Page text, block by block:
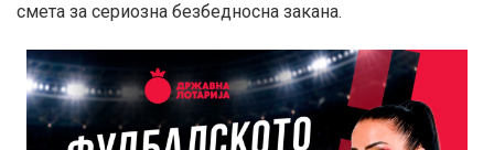
смета за сериозна безбедносна закана.